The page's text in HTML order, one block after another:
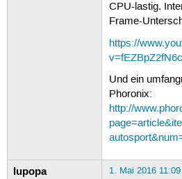
CPU-lastig.
Frame-
https://
v=fEZBpZ2fN6c
Und ein
Phoronix:
http://
lupopa 1. Mai 2016 11:09